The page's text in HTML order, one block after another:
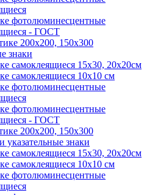
фотолюминесцентные
- ГОСТ
200х200, 150х300
знаки
самоклеящиеся 15х30, 20х20см
самоклеящиеся 10х10 см
фотолюминесцентные
фотолюминесцентные
- ГОСТ
200х200, 150х300
знаки
самоклеящиеся 15х30, 20х20см
самоклеящиеся 10х10 см
фотолюминесцентные